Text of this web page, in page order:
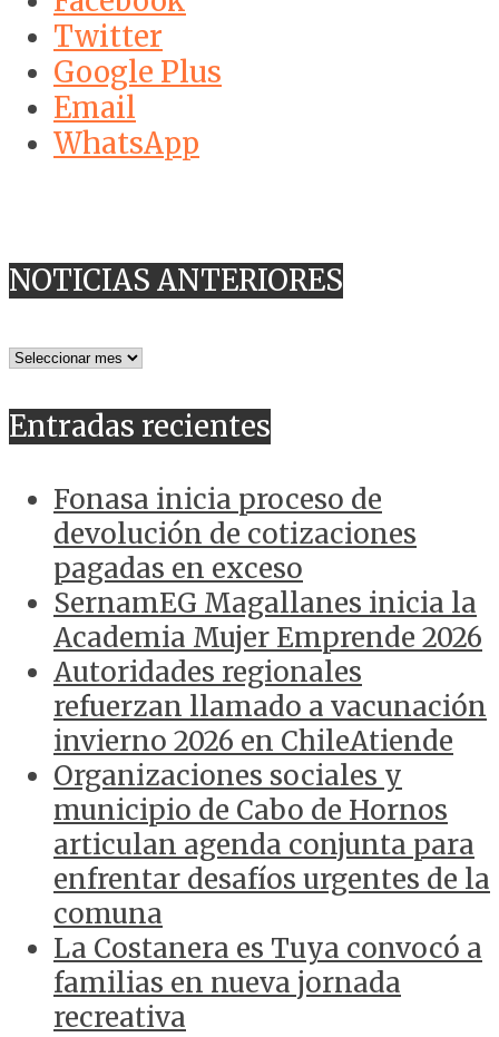
Twitter
Google Plus
Email
WhatsApp
NOTICIAS ANTERIORES
NOTICIAS
Entradas recientes
Fonasa inicia proceso de
devolución de cotizaciones
pagadas en exceso
SernamEG Magallanes inicia la
Academia Mujer Emprende 2026
Autoridades regionales
refuerzan llamado a vacunación
invierno 2026 en ChileAtiende
Organizaciones sociales y
municipio de Cabo de Hornos
articulan agenda conjunta para
enfrentar desafíos urgentes de la
comuna
La Costanera es Tuya convocó a
familias en nueva jornada
recreativa